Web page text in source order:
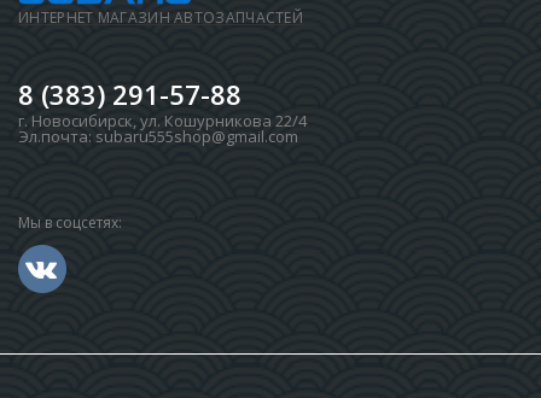
ИНТЕРНЕТ МАГАЗИН АВТОЗАПЧАСТЕЙ
8 (383) 291-57-88
г. Новосибирск,ул. Кошурникова 22/4
Эл.почта: subaru555shop@gmail.com
Мы в соцсетях: